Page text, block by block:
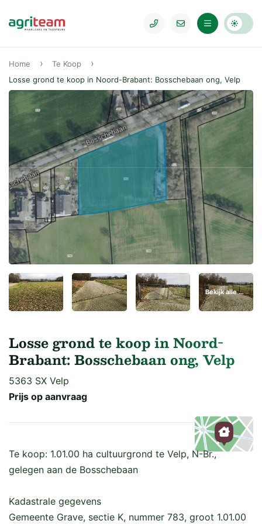
Home
Te Koop
Losse grond te koop in Noord-Brabant: Bosschebaan ong, Velp
Bekijk alle 6 foto's
Kaart
Losse grond te koop in Noord-
Brabant: Bosschebaan ong, Velp
5363 SX Velp
Prijs op aanvraag
Te koop: 1.01.00 ha cultuurgrond te Velp, N-Br.,
gelegen aan de Bosschebaan
Kadastrale gegevens
Gemeente Grave, sectie K, nummer 783, groot 1.01.00